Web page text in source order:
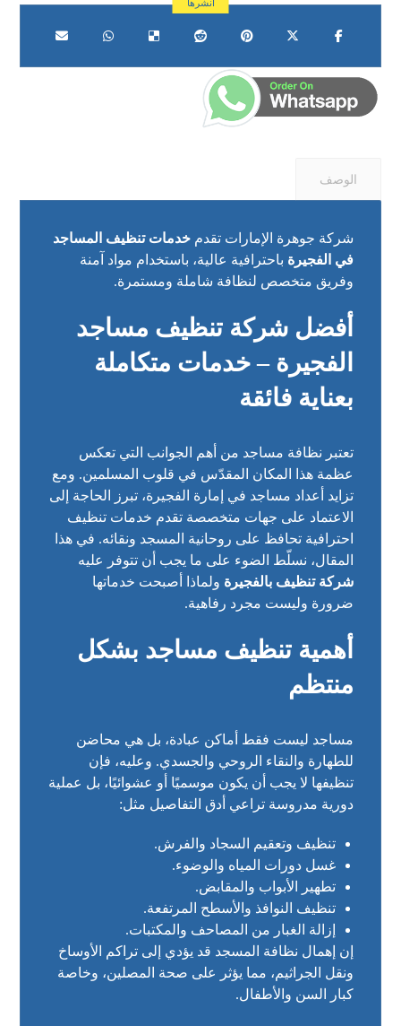
الوصف
شركة جوهرة الإمارات تقدمخدمات تنظيف المساجد
في الفجيرة باحترافية عالية، باستخدام مواد آمنة
وفريق متخصص لنظافة شاملة ومستمرة.
أفضل شركة تنظيف مساجد
الفجيرة – خدمات متكاملة
بعناية فائقة
تعتبر نظافة مساجد من أهم الجوانب التي تعكس
عظمة هذا المكان المقدّس في قلوب المسلمين. ومع
تزايد أعداد مساجد في إمارة الفجيرة، تبرز الحاجة إلى
الاعتماد على جهات متخصصة تقدم خدمات تنظيف
احترافية تحافظ على روحانية المسجد ونقائه. في هذا
المقال، نسلّط الضوء على ما يجب أن تتوفر عليه
شركة تنظيف بالفجيرة ولماذا أصبحت خدماتها
ضرورة وليست مجرد رفاهية.
أهمية تنظيف مساجد بشكل
منتظم
مساجد ليست فقط أماكن عبادة، بل هي محاضن
للطهارة والنقاء الروحي والجسدي. وعليه، فإن
تنظيفها لا يجب أن يكون موسميًا أو عشوائيًا، بل عملية
دورية مدروسة تراعي أدق التفاصيل مثل:
تنظيف وتعقيم السجاد والفرش.
غسل دورات المياه والوضوء.
تطهير الأبواب والمقابض.
تنظيف النوافذ والأسطح المرتفعة.
إزالة الغبار من المصاحف والمكتبات.
إن إهمال نظافة المسجد قد يؤدي إلى تراكم الأوساخ
ونقل الجراثيم، مما يؤثر على صحة المصلين، وخاصة
كبار السن والأطفال.